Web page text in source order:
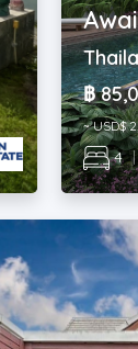
฿
~ USD$
4 |